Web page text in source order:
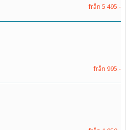
från 5 495:-
från 995:-